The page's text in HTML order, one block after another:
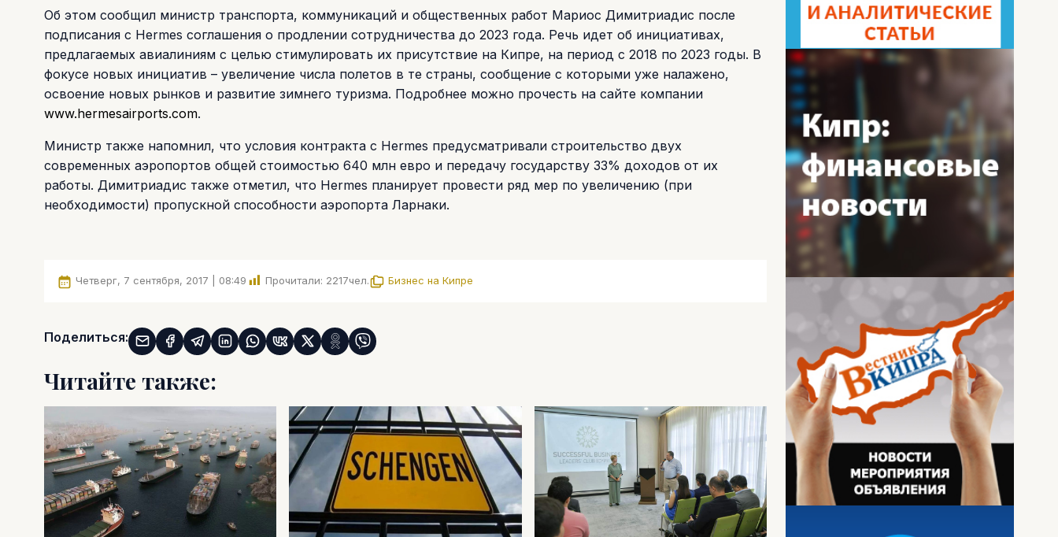
Об этом сообщил министр транспорта, коммуникаций и общественных работ Мариос Димитриадис после
подписания с Hermes соглашения о продлении сотрудничества до 2023 года. Речь идет об инициативах,
предлагаемых авиалиниям с целью стимулировать их присутствие на Кипре, на период с 2018 по 2023 годы. В
фокусе новых инициатив – увеличение числа полетов в те страны, сообщение с которыми уже налажено,
освоение новых рынков и развитие зимнего туризма. Подробнее можно прочесть на сайте компании
www.hermesairports.com.
Министр также напомнил, что условия контракта с Hermes предусматривали строительство двух
современных аэропортов общей стоимостью 640 млн евро и передачу государству 33% доходов от их
работы. Димитриадис также отметил, что Hermes планирует провести ряд мер по увеличению (при
необходимости) пропускной способности аэропорта Ларнаки.
Четверг, 7 сентября, 2017 | 08:49 Прочитали: 2217чел. Бизнес на Кипре
Поделиться:
Читайте также: